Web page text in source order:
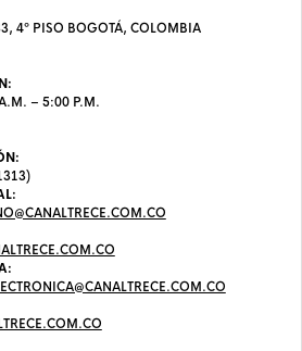
4º PISO BOGOTÁ, COLOMBIA
– 5:00 P.M.